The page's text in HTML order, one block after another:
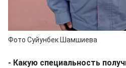
Фото Суйунбек Шамшиева
- Какую специальность